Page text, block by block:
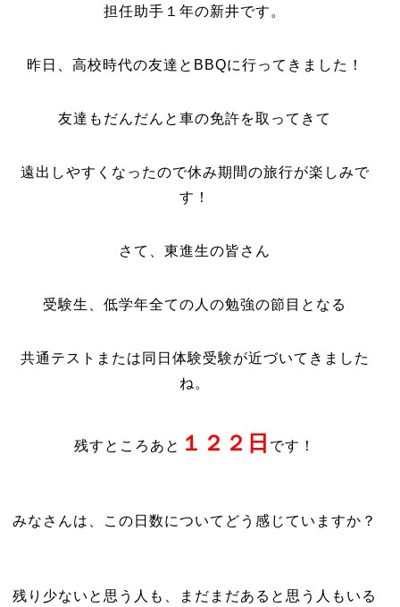
担任助手１年の新井です。
昨日 、高校時代の友達とBBQに行ってきました！
友達もだんだんと車の免許を取ってきて
遠出しやすくなったので休み期間の旅行が楽しみで
す！
さて、東進生の皆さん
受験生、低学年全ての人の勉強の節目となる
共通テストまたは同日体験受験が近づいてきました
ね。
残すところあと １２２日 です！
みなさんは、この日数についてどう感じていますか？
残り少ないと思う人も、まだまだあると思う人もいる